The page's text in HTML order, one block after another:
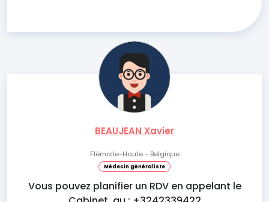
BEAUJEAN Xavier
Flémalle-Haute - Belgique
Médecin généraliste
Vous pouvez planifier un RDV en appelant le